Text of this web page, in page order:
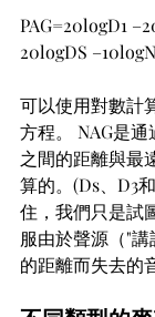
PAG=20logD1
20logDS
可以使用對數計
方程。 NAG是
之間的距離與最
算的。(Ds、D3
住，我們只是試
服由於聲源（"
的距離而失去的